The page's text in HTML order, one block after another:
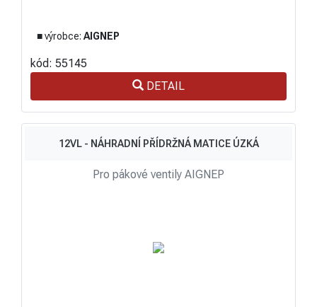
■ výrobce:AIGNEP
kód: 55145
DETAIL
12VL - NÁHRADNÍ PŘÍDRŽNÁ MATICE ÚZKÁ
Pro pákové ventily AIGNEP